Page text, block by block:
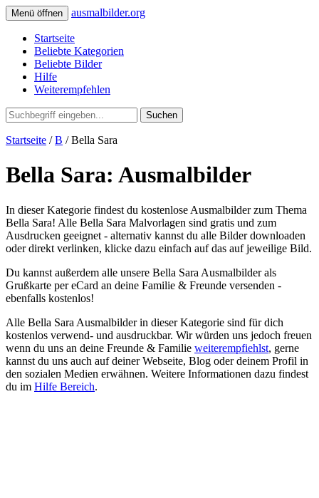
Menü öffnen ausmalbilder.org
Startseite
Beliebte Kategorien
Beliebte Bilder
Hilfe
Weiterempfehlen
Suchen
Startseite /B / Bella Sara
Bella Sara: Ausmalbilder
In dieser Kategorie findest du kostenlose Ausmalbilder zum Thema
Bella Sara! Alle Bella Sara Malvorlagen sind gratis und zum
Ausdrucken geeignet - alternativ kannst du alle Bilder downloaden
oder direkt verlinken, klicke dazu einfach auf das auf jeweilige Bild.
Du kannst außerdem alle unsere Bella Sara Ausmalbilder als
Grußkarte per eCard an deine Familie & Freunde versenden -
ebenfalls kostenlos!
Alle Bella Sara Ausmalbilder in dieser Kategorie sind für dich
kostenlos verwend- und ausdruckbar. Wir würden uns jedoch freuen
wenn du uns an deine Freunde & Familie weiterempfiehlst, gerne
kannst du uns auch auf deiner Webseite, Blog oder deinem Profil in
den sozialen Medien erwähnen. Weitere Informationen dazu findest
du im Hilfe Bereich.